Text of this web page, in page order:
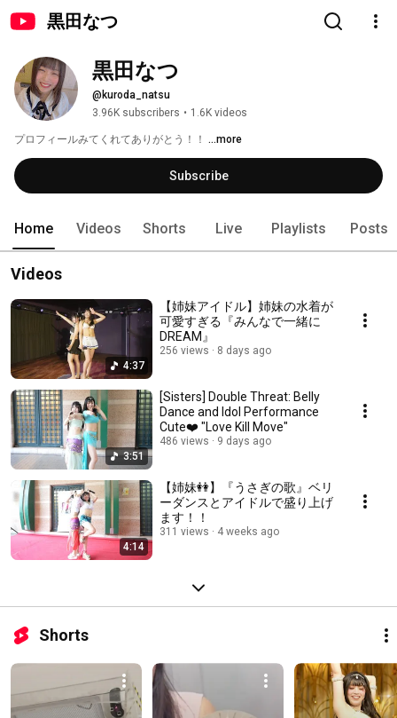
黒田なつ
黒田なつ
@kuroda_natsu
3.96K subscribers • 1.6K videos
プロフィールみてくれてありがとう！！ ...more
Subscribe
Home Videos Shorts Live Playlists Posts
Videos
4:37
【姉妹アイドル】姉妹の水着が
可愛すぎる『みんなで一緒に
DREAM』
256 views 8 days ago
3:51
[Sisters] Double Threat: Belly
Dance and Idol Performance
Cute❤️ "Love Kill Move"
486 views 9 days ago
4:14
【姉妹👭】『うさぎの歌』ベリ
ーダンスとアイドルで盛り上げ
ます！！
311 views 4 weeks ago
Shorts